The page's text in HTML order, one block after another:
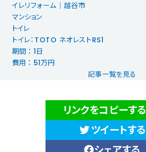
イレリフォーム｜越谷市
マンション
トイレ
トイレ：TOTO ネオレストRS1
期間 ： 1日
費用 ： 51万円
記事一覧を見る
リンクをコピーする
ツイートする